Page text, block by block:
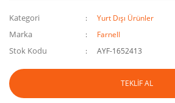
Kategori Yurt Dışı Ürünler
Marka Farnell
Stok Kodu AYF-1652413
TEKLİF AL